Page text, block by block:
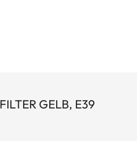
FILTER GELB, E39